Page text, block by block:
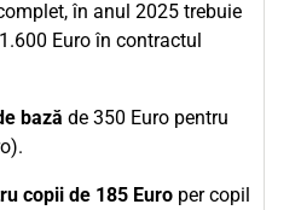
în anul 2025 trebuie
Euro în contractul
bază de 350 Euro pentru
copii de 185 Euro per copil